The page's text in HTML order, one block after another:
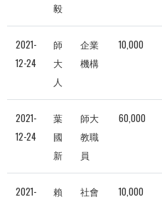
毅
2021-
12-24
師
大
人
企業
機構
10,000
2021-
12-24
葉
國
新
師大
教職
員
60,000
2021-
賴
社會
10,000